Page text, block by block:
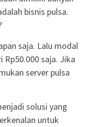
bisnis pulsa.
saja. Lalu modal
saja. Jika
server pulsa
solusi yang
untuk